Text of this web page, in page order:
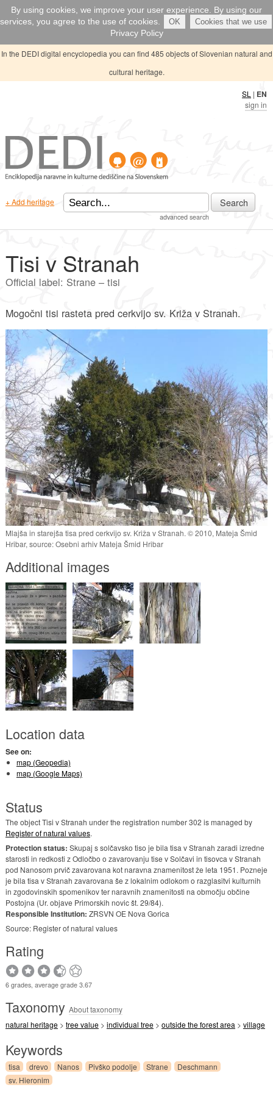
By using cookies, we improve your user experience. By using our
services, you agree to the use of cookies.
OK Cookies that we use
Privacy Policy
In the DEDI digital encyclopedia you can find 485 objects of Slovenian natural and
cultural heritage.
SL | EN
sign in
+ Add heritage
advanced search
Search
Tisi v Stranah
Official label: Strane – tisi
Mogočni tisi rasteta pred cerkvijo sv. Križa v Stranah.
Mlajša in starejša tisa pred cerkvijo sv. Križa v Stranah. © 2010, Mateja Šmid
Hribar, source: Osebni arhiv Mateja Šmid Hribar
Additional images
Location data
See on:
map (Geopedia)
map (Google Maps)
Status
The object Tisi v Stranah under the registration number 302 is managed by
Register of natural values.
Protection status: Skupaj s solčavsko tiso je bila tisa v Stranah zaradi izredne
starosti in redkosti z Odločbo o zavarovanju tise v Solčavi in tisovca v Stranah
pod Nanosom prvič zavarovana kot naravna znamenitost že leta 1951. Pozneje
je bila tisa v Stranah zavarovana še z lokalnim odlokom o razglasitvi kulturnih
in zgodovinskih spomenikov ter naravnih znamenitosti na območju občine
Postojna (Ur. objave Primorskih novic št. 29/84).
Responsible Institution: ZRSVN OE Nova Gorica
Source: Register of natural values
Rating
6 grades, average grade 3.67
Taxonomy About taxonomy
natural heritage> tree value> individual tree> outside the forest area > village
Keywords
tisa drevo Nanos Pivško podolje Strane
Deschmann
sv. Hieronim